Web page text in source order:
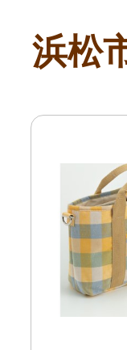
浜松